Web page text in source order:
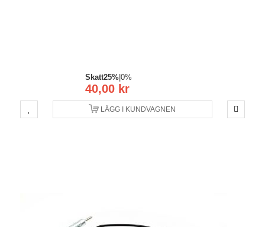
40,00 kr
Skatt25% 0%
LÄGG I KUNDVAGNEN